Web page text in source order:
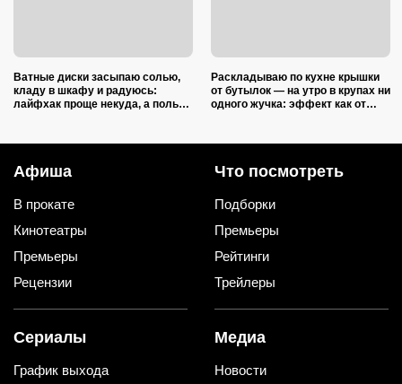
Ватные диски засыпаю солью,
кладу в шкафу и радуюсь:
лайфхак проще некуда, а пользы
Раскладываю по кухне крышки
от бутылок — на утро в крупах ни
одного жучка: эффект как от
Афиша
В прокате
Кинотеатры
Премьеры
Рецензии
Что посмотреть
Подборки
Премьеры
Рейтинги
Трейлеры
Сериалы
График выхода
Медиа
Новости